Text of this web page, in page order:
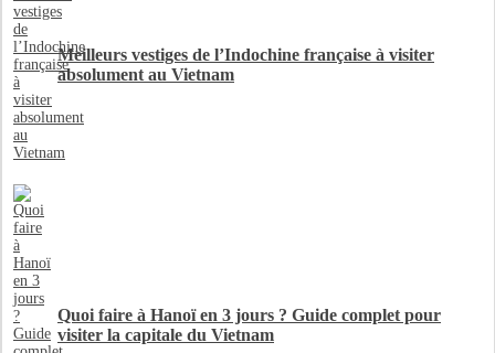
Meilleurs vestiges de l’Indochine française à visiter
absolument au Vietnam
Quoi faire à Hanoï en 3 jours ? Guide complet pour
visiter la capitale du Vietnam